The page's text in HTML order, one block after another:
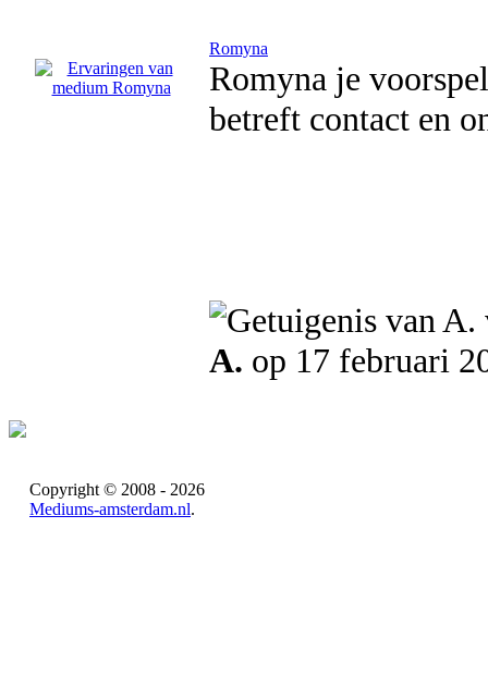
Romyna
Romyna je
betreft contact en
A. op 17 februari
Copyright © 2008 - 2026
Mediums-amsterdam.nl.